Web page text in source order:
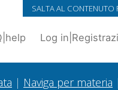
SALTA AL CONTENUTO
help Log in
| Naviga per materia